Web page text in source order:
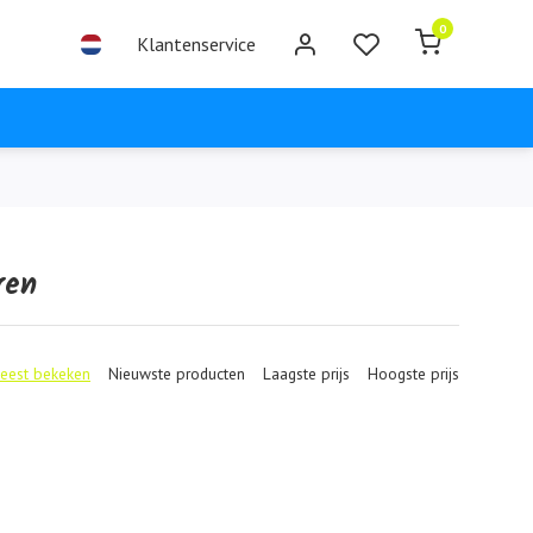
Klantenservice
0
bekeken Nieuwste producten Laagste prijs Hoogste prijs